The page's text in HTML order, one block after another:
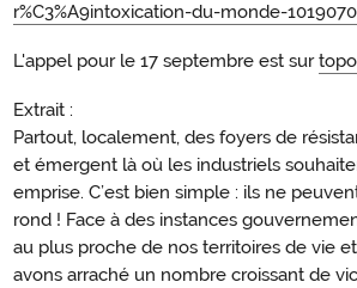
r%C3%A9intoxication-du-monde-
L'appel pour le 17 septembre est sur
Extrait :
Partout, localement, des foyers de
et émergent là où les industriels
emprise. C’est bien simple : ils ne
rond ! Face à des instances
au plus proche de nos territoires de vie
avons arraché un nombre croissant de